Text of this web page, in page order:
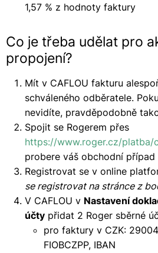
1,57 % z hodnoty faktury
Co je třeba udělat pro
propojení?
Mít v CAFLOU fakturu
schváleného odběratele.
nevidíte, pravděpodobně
Spojit se Rogerem přes
https://www.roger.cz/platba/
probere váš obchodní
Registrovat se v online
se registrovat na stránce z
V CAFLOU v Nastavení
účty přidat 2 Roger sběrné
pro faktury v CZK:
FIOBCZPP, IBAN